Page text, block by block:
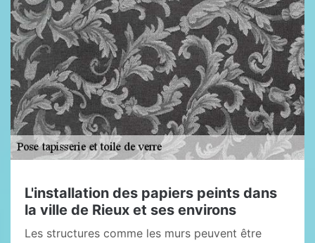
L'installation des papiers peints dans
la ville de Rieux et ses environs
Les structures comme les murs peuvent être